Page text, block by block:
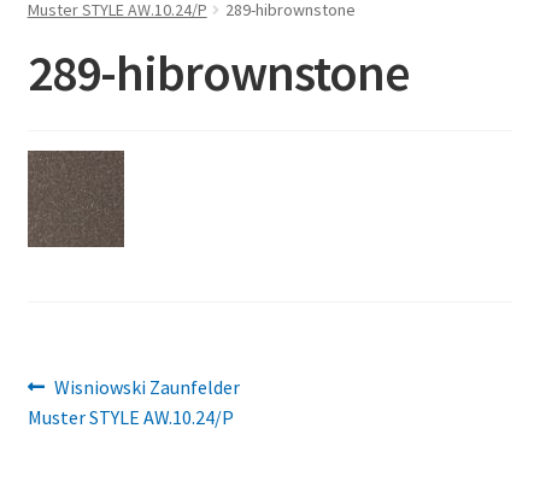
Muster STYLE AW.10.24/P
289-hibrownstone
289-hibrownstone
Beitragsnavigation
Vorheriger
Beitrag:
Wisniowski Zaunfelder
Muster STYLE AW.10.24/P